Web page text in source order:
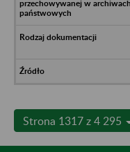
Strona 1317 z 4 295